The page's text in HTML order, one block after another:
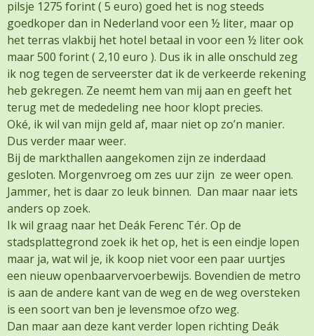
pilsje 1275 forint ( 5 euro) goed het is nog steeds
goedkoper dan in Nederland voor een ½ liter, maar op
het terras vlakbij het hotel betaal in voor een ½ liter ook
maar 500 forint ( 2,10 euro ). Dus ik in alle onschuld zeg
ik nog tegen de serveerster dat ik de verkeerde rekening
heb gekregen. Ze neemt hem van mij aan en geeft het
terug met de mededeling nee hoor klopt precies.
Oké, ik wil van mijn geld af, maar niet op zo’n manier.
Dus verder maar weer.
Bij de markthallen aangekomen zijn ze inderdaad
gesloten. Morgenvroeg om zes uur zijn ze weer open.
Jammer, het is daar zo leuk binnen. Dan maar naar iets
anders op zoek.
Ik wil graag naar het Deák Ferenc Tér. Op de
stadsplattegrond zoek ik het op, het is een eindje lopen
maar ja, wat wil je, ik koop niet voor een paar uurtjes
een nieuw openbaarvervoerbewijs. Bovendien de metro
is aan de andere kant van de weg en de weg oversteken
is een soort van ben je levensmoe ofzo weg.
Dan maar aan deze kant verder lopen richting Deák